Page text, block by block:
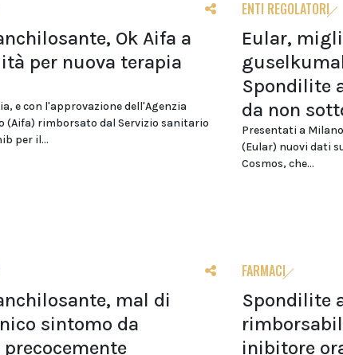
Ok Aifa a
per nuova terapia
e con l'approvazione dell'Agenzia
(Aifa) rimborsato dal Servizio sanitario
per il...
ENTI REGOLATORI
Eular,
Spondilite
da non
Presentati a
(Eular) nuovi dati
Cosmos, che...
mal di
sintomo da
FARMACI
Spondilite
inibitore